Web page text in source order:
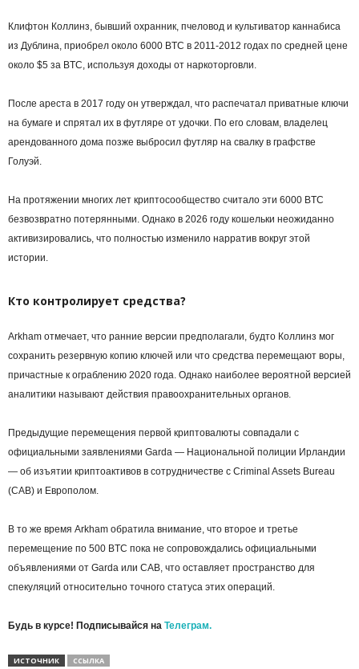
Клифтон Коллинз, бывший охранник, пчеловод и культиватор каннабиса
из Дублина, приобрел около 6000 BTC в 2011-2012 годах по средней цене
около $5 за BTC, используя доходы от наркоторговли.
После ареста в 2017 году он утверждал, что распечатал приватные ключи
на бумаге и спрятал их в футляре от удочки. По его словам, владелец
арендованного дома позже выбросил футляр на свалку в графстве
Голуэй.
На протяжении многих лет криптосообщество считало эти 6000 BTC
безвозвратно потерянными. Однако в 2026 году кошельки неожиданно
активизировались, что полностью изменило нарратив вокруг этой
истории.
Кто контролирует средства?
Arkham отмечает, что ранние версии предполагали, будто Коллинз мог
сохранить резервную копию ключей или что средства перемещают воры,
причастные к ограблению 2020 года. Однако наиболее вероятной версией
аналитики называют действия правоохранительных органов.
Предыдущие перемещения первой криптовалюты совпадали с
официальными заявлениями Garda — Национальной полиции Ирландии
— об изъятии криптоактивов в сотрудничестве с Criminal Assets Bureau
(CAB) и Европолом.
В то же время Arkham обратила внимание, что второе и третье
перемещение по 500 BTC пока не сопровождались официальными
объявлениями от Garda или CAB, что оставляет пространство для
спекуляций относительно точного статуса этих операций.
Будь в курсе! Подписывайся на Телеграм.
ИСТОЧНИК
ССЫЛКА